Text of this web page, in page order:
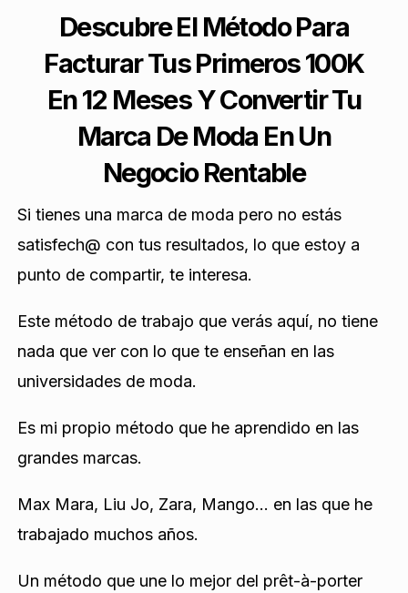
Descubre El Método Para
Facturar Tus Primeros 100K
En 12 Meses Y Convertir Tu
Marca De Moda En Un
Negocio Rentable
Si tienes una marca de moda pero no estás
satisfech@ con tus resultados, lo que estoy a
punto de compartir, te interesa.
Este método de trabajo que verás aquí, no tiene
nada que ver con lo que te enseñan en las
universidades de moda.
Es mi propio método que he aprendido en las
grandes marcas.
Max Mara, Liu Jo, Zara, Mango… en las que he
trabajado muchos años.
Un método que une lo mejor del prêt-à-porter